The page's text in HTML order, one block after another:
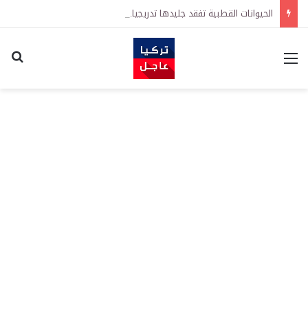
الحيوانات القطبية تفقد جليدها تدريجيا..
القائمة